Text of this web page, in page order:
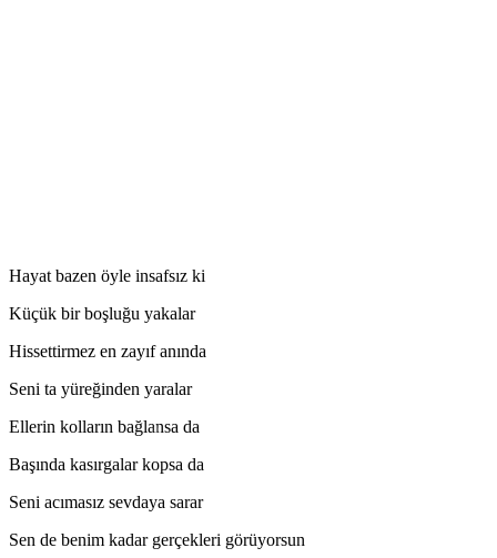
Hayat bazen öyle insafsız ki
Küçük bir boşluğu yakalar
Hissettirmez en zayıf anında
Seni ta yüreğinden yaralar
Ellerin kolların bağlansa da
Başında kasırgalar kopsa da
Seni acımasız sevdaya sarar
Sen de benim kadar gerçekleri görüyorsun